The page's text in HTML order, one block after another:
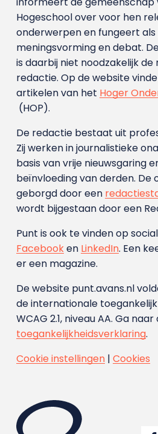
Hogeschool over voor hen
onderwerpen en fungeert
meningsvorming en debat.
is daarbij niet noodzakelijk de
redactie. Op de website
artikelen van het Hoger
(HOP).
De redactie bestaat uit
Zij werken in journalistieke
basis van vrije nieuwsgaring
beïnvloeding van derden. De
geborgd door een
wordt bijgestaan door een
Punt is ook te vinden op
Facebooken LinkedIn. Een
er een magazine.
De website punt.avans.nl
de internationale
WCAG 2.1, niveau AA. Ga naar
toegankelijkheidsverklaring.
Cookie instellingen| Cookies